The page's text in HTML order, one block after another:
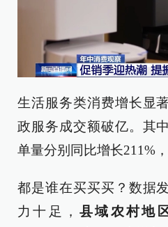
生活服务类消费增长显
政服务成交额破亿。其
单量分别同比增长211%，
都是谁在买买买？数据
力十足，县域农村地